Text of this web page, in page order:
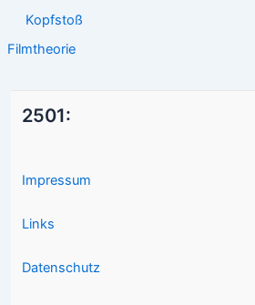
Kopfstoß
Filmtheorie
2501:
Impressum
Links
Datenschutz